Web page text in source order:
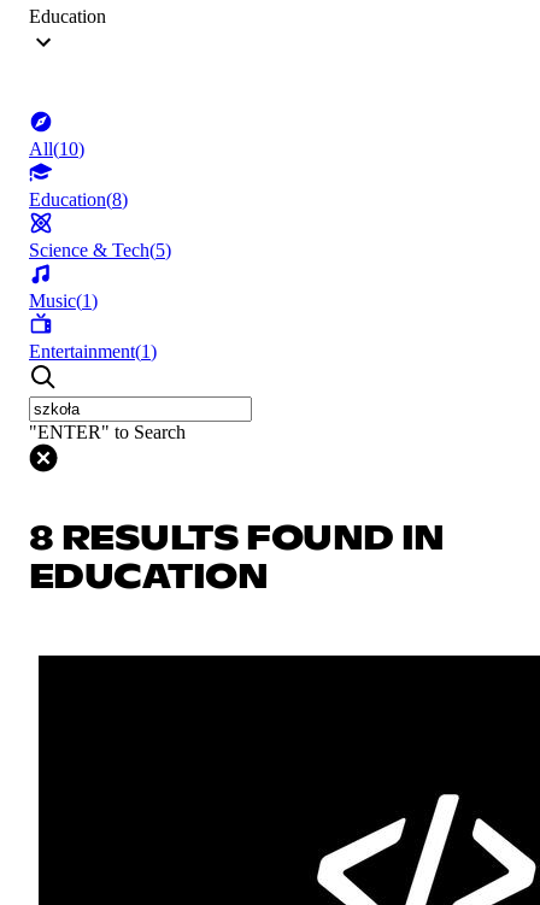
Education
All(10)
Education(8)
Science & Tech(5)
Music(1)
Entertainment(1)
"ENTER" to Search
8 RESULTS FOUND IN
EDUCATION